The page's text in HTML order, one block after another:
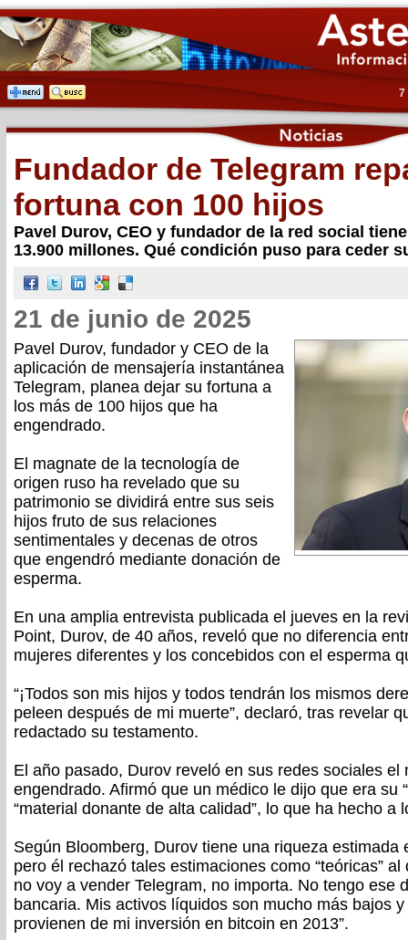
7
Fundador de Telegram
fortuna con 100 hijos
Pavel Durov, CEO y fundador de la red social
13.900 millones. Qué condición puso para ceder
21 de junio de 2025
Pavel Durov, fundador y CEO de la
aplicación de mensajería instantánea
Telegram, planea dejar su fortuna a
los más de 100 hijos que ha
engendrado.
El magnate de la tecnología de
origen ruso ha revelado que su
patrimonio se dividirá entre sus seis
hijos fruto de sus relaciones
sentimentales y decenas de otros
que engendró mediante donación de
esperma.
En una amplia entrevista publicada el jueves en la
Point, Durov, de 40 años, reveló que no diferencia
mujeres diferentes y los concebidos con el esperma
“¡Todos son mis hijos y todos tendrán los mismos
peleen después de mi muerte”, declaró, tras revelar
redactado su testamento.
El año pasado, Durov reveló en sus redes sociales
engendrado. Afirmó que un médico le dijo que era su
“material donante de alta calidad”, lo que ha hecho a
Según Bloomberg, Durov tiene una riqueza estimada
pero él rechazó tales estimaciones como “teóricas”
no voy a vender Telegram, no importa. No tengo ese
bancaria. Mis activos líquidos son mucho más bajos
provienen de mi inversión en bitcoin en 2013”.